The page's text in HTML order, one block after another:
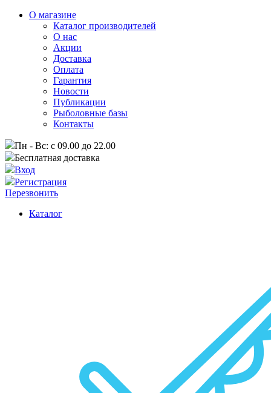
О магазине
Каталог производителей
О нас
Акции
Доставка
Оплата
Гарантия
Новости
Публикации
Рыболовные базы
Контакты
Пн - Вс: с 09.00 до 22.00
Бесплатная доставка
Вход
Регистрация
Перезвонить
Каталог